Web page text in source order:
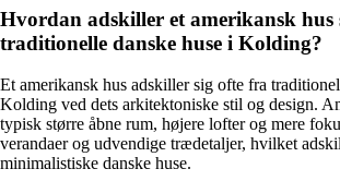
Hvordan adskiller et amerikansk hus
traditionelle danske huse i Kolding?
Et amerikansk hus adskiller sig ofte fra
Kolding ved dets arkitektoniske stil og design.
typisk større åbne rum, højere lofter og mere
verandaer og udvendige trædetaljer, hvilket
minimalistiske danske huse.